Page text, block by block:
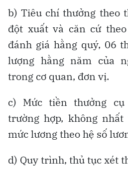
b) Tiêu chí thưởng theo
đột xuất và căn cứ
đánh giá hằng quý, 06
lượng hằng năm của
trong cơ quan, đơn vị.
c) Mức tiền thưởng
trường hợp, không
mức lương theo hệ số
d) Quy trình, thủ tục xét